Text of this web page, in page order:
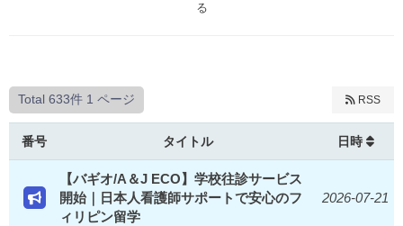
る
Total 633件 1 ページ RSS
番号 タイトル 日時
【バギオ/A＆J ECO】学校往診サービス
開始｜日本人看護師サポートで安心のフ
ィリピン留学
2026-07-21